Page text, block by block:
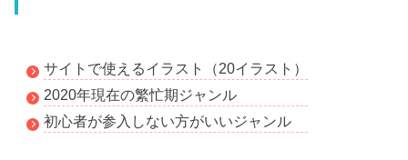
サイトで使えるイラスト（20イラスト）
2020年現在の繁忙期ジャンル
初心者が参入しない方がいいジャンル